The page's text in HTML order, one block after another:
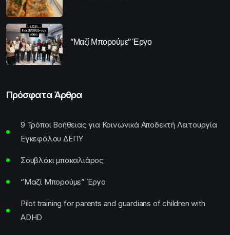
“Μαζί Μπορούμε” Έργο
Πρόσφατα Άρθρα
9 Τρόποι Βοήθειας για Κοινωνικά Αποδεκτή Λειτουργία
Εγκεφάλου ΔΕΠΥ
Σουβλάκι μπακαλιάρος
“Μαζί Μπορούμε” Έργο
Pilot training for parents and guardians of children with
ADHD